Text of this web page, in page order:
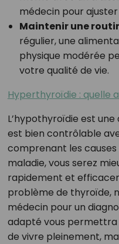
médecin pour
Maintenir une
régulier, une
physique modérée
votre qualité de vie.
Hyperthyroïdie : quelle
L’hypothyroïdie est
est bien contrôlable
comprenant les
maladie, vous serez
rapidement et
problème de thyroïde,
médecin pour un
adapté vous
de vivre pleinement,